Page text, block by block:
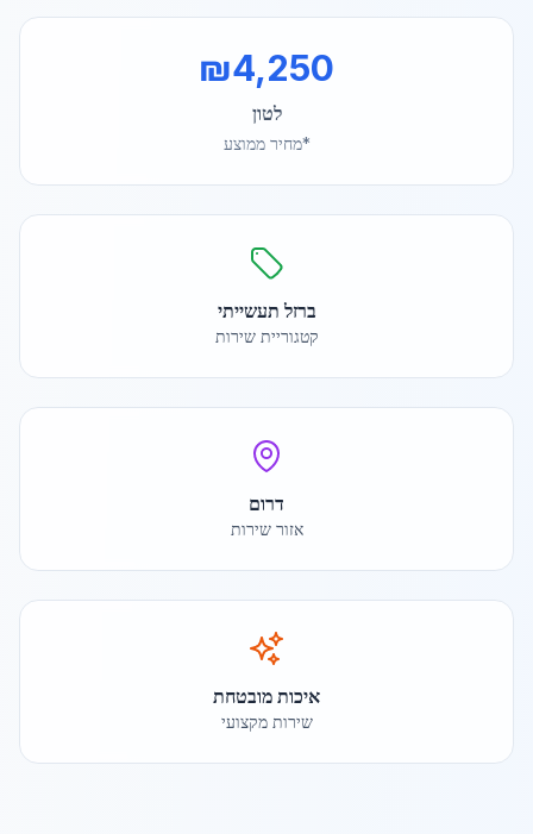
₪4,250
לטון
*מחיר ממוצע
ברזל תעשייתי
קטגוריית שירות
דרום
אזור שירות
איכות מובטחת
שירות מקצועי